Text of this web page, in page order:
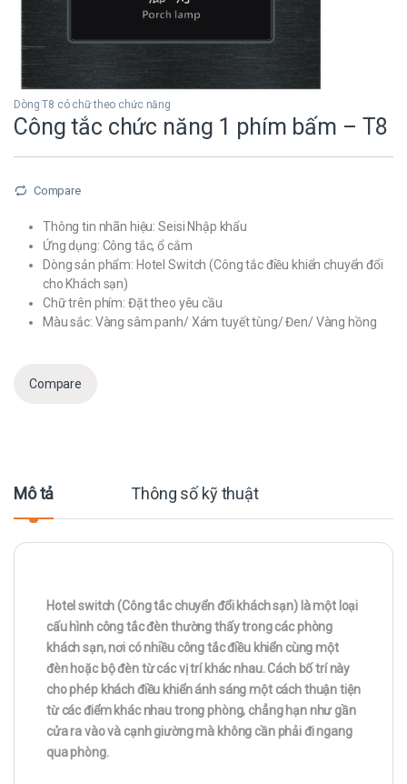
Dòng T8 có chữ theo chức năng
Công tắc chức năng 1 phím bấm – T8
Compare
Thông tin nhãn hiệu: Seisi Nhập khẩu
Ứng dụng: Công tắc, ổ cắm
Dòng sản phẩm: Hotel Switch (Công tắc điều khiển chuyển đổi
cho Khách sạn)
Chữ trên phím: Đặt theo yêu cầu
Màu sắc: Vàng sâm panh/ Xám tuyết tùng/ Đen/ Vàng hồng
Compare
Mô tả Thông số kỹ thuật
Hotel switch (Công tắc chuyển đổi khách sạn) là một loại
cấu hình công tắc đèn thường thấy trong các phòng
khách sạn, nơi có nhiều công tắc điều khiển cùng một
đèn hoặc bộ đèn từ các vị trí khác nhau. Cách bố trí này
cho phép khách điều khiển ánh sáng một cách thuận tiện
từ các điểm khác nhau trong phòng, chẳng hạn như gần
cửa ra vào và cạnh giường mà không cần phải đi ngang
qua phòng.